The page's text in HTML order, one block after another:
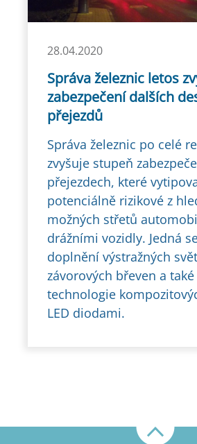
28.04.2020
Správa železnic letos
zabezpečení dalších
přejezdů
Správa železnic po celé
zvyšuje stupeň
přejezdech, které
potenciálně rizikové z
možných střetů
drážními vozidly. Jedná
doplnění výstražných
závorových břeven a
technologie
LED diodami.